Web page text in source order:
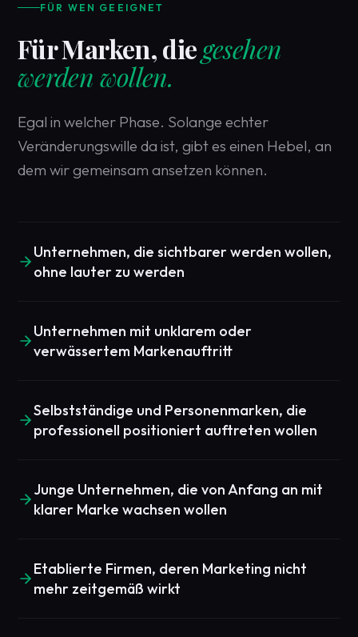
FÜR WEN GEEIGNET
Für Marken, diegesehen
werden wollen.
Egal in welcher Phase. Solange echter
Veränderungswille da ist, gibt es einen Hebel, an
dem wir gemeinsam ansetzen können.
Unternehmen, die sichtbarer werden wollen,
ohne lauter zu werden
Unternehmen mit unklarem oder
verwässertem Markenauftritt
Selbstständige und Personenmarken, die
professionell positioniert auftreten wollen
Junge Unternehmen, die von Anfang an mit
klarer Marke wachsen wollen
Etablierte Firmen, deren Marketing nicht
mehr zeitgemäß wirkt